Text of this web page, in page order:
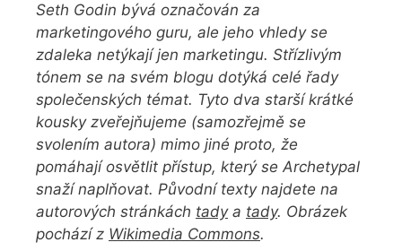
Seth Godin bývá označován za
marketingového guru, ale jeho vhledy se
zdaleka netýkají jen marketingu. Střízlivým
tónem se na svém blogu dotýká celé řady
společenských témat. Tyto dva starší krátké
kousky zveřejňujeme (samozřejmě se
svolením autora) mimo jiné proto, že
pomáhají osvětlit přístup, který se Archetypal
snaží naplňovat. Původní texty najdete na
autorových stránkách tadya tady. Obrázek
pochází z Wikimedia Commons.